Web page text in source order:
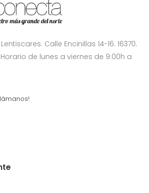
Calle Encinillas 14-16. 16370.
Horario de lunes a viernes de 9:00h a